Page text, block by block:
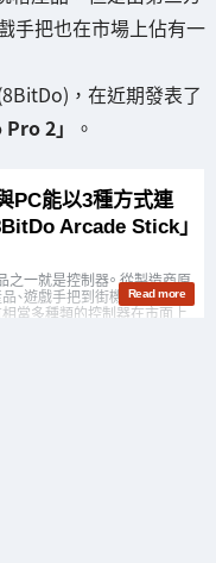
手把也在市場上佔有一
，在近期發表了
2」 。